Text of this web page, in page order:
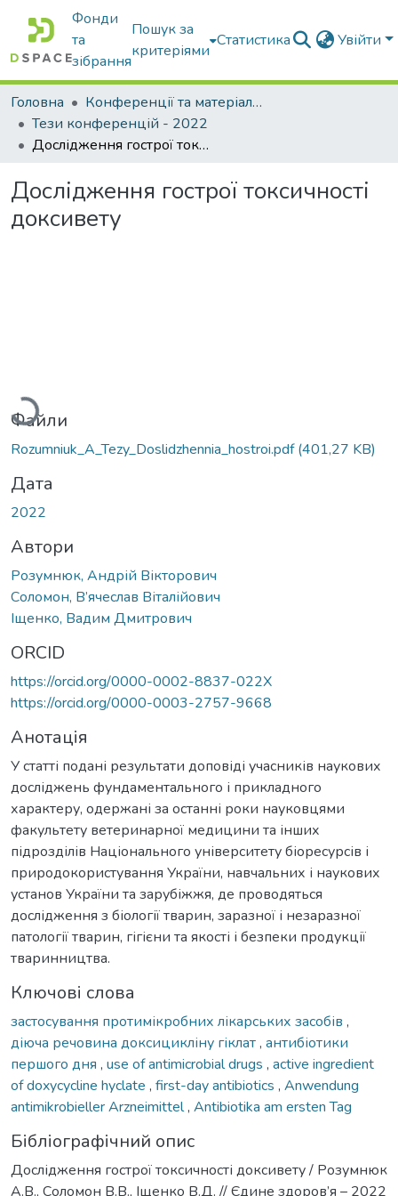
Фонди
та
зібрання
Пошук за
критеріями
Статистика Увійти
Головна
Конференції та матеріали конференцій
Тези конференцій - 2022
Дослідження гострої токсичності доксивету
Дослідження гострої токсичності
доксивету
Файли
Rozumniuk_A_Tezy_Doslidzhennia_hostroi.pdf(401,27 KB)
Дата
2022
Автори
Розумнюк, Андрій Вікторович
Соломон, В’ячеслав Віталійович
Іщенко, Вадим Дмитрович
ORCID
https://orcid.org/0000-0002-8837-022X
https://orcid.org/0000-0003-2757-9668
Анотація
У статті подані результати доповіді учасників наукових
досліджень фундаментального і прикладного
характеру, одержані за останні роки науковцями
факультету ветеринарної медицини та інших
підрозділів Національного університету біоресурсів і
природокористування України, навчальних і наукових
установ України та зарубіжжя, де проводяться
дослідження з біології тварин, заразної і незаразної
патології тварин, гігієни та якості і безпеки продукції
тваринництва.
Ключові слова
застосування протимікробних лікарських засобів ,
діюча речовина доксицикліну гіклат, антибіотики
першого дня , use of antimicrobial drugs , active ingredient
of doxycycline hyclate , first-day antibiotics , Anwendung
antimikrobieller Arzneimittel, Antibiotika am ersten Tag
Бібліографічний опис
Дослідження гострої токсичності доксивету / Розумнюк
А.В., Соломон В.В., Іщенко В.Д. // Єдине здоров’я – 2022